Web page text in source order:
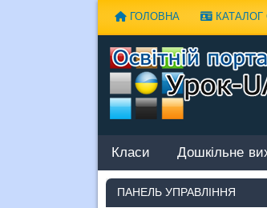
ГОЛОВНА КАТАЛОГ
Класи Дошкільне
ПАНЕЛЬ УПРАВЛІННЯ